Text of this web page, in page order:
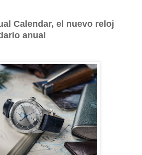
Calendar, el nuevo reloj
anual